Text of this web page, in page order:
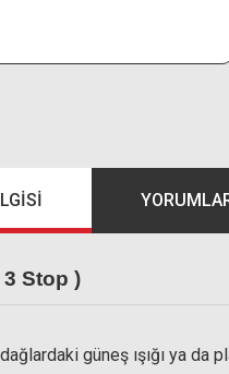
Stop )
güneş ışığı ya